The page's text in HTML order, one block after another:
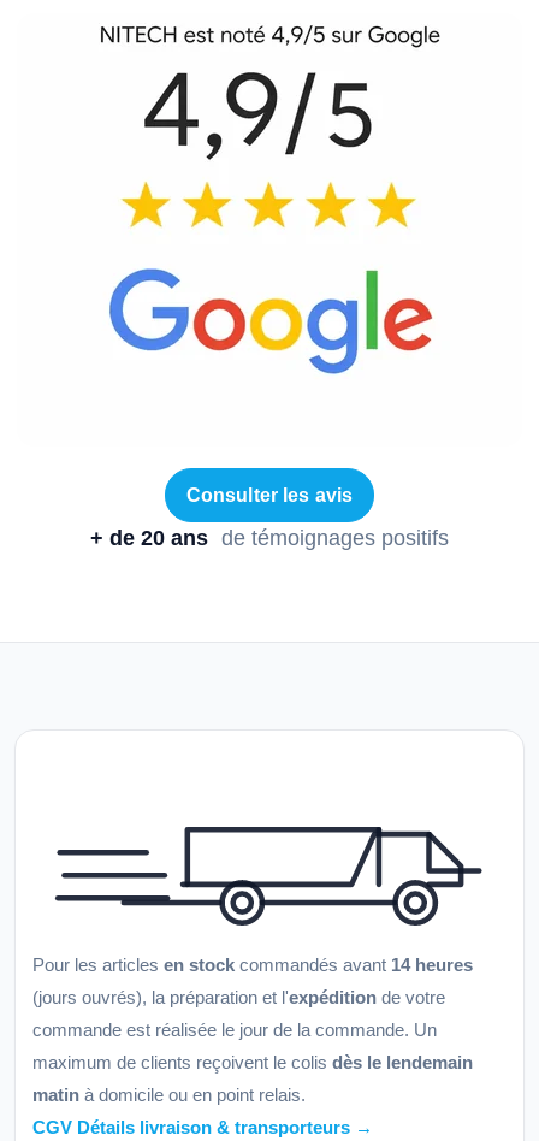
Consulter les avis
+ de 20 ans de témoignages positifs
Pour les articles en stock commandés avant 14 heures
(jours ouvrés), la préparation et l'expédition de votre
commande est réalisée le jour de la commande. Un
maximum de clients reçoivent le colis dès le lendemain
matin à domicile ou en point relais.
CGV Détails livraison & transporteurs →